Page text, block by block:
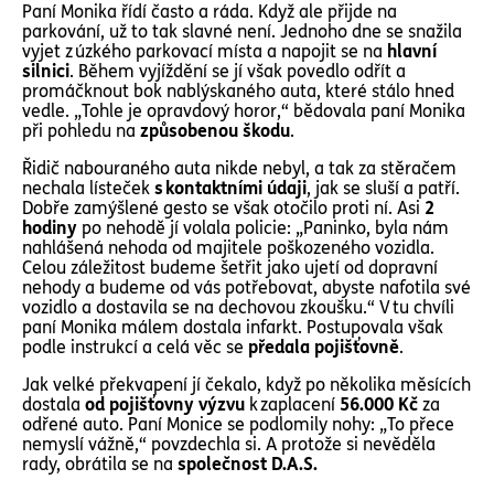
Paní Monika řídí často a ráda. Když ale přijde na
parkování, už to tak slavné není. Jednoho dne se snažila
vyjet z úzkého parkovací místa a napojit se na hlavní
silnici. Během vyjíždění se jí však povedlo odřít a
promáčknout bok nablýskaného auta, které stálo hned
vedle. „Tohle je opravdový horor,“ bědovala paní Monika
při pohledu na způsobenou škodu.
Řidič nabouraného auta nikde nebyl, a tak za stěračem
nechala lísteček s kontaktními údaji, jak se sluší a patří.
Dobře zamýšlené gesto se však otočilo proti ní. Asi 2
hodiny po nehodě jí volala policie: „Paninko, byla nám
nahlášená nehoda od majitele poškozeného vozidla.
Celou záležitost budeme šetřit jako ujetí od dopravní
nehody a budeme od vás potřebovat, abyste nafotila své
vozidlo a dostavila se na dechovou zkoušku.“ V tu chvíli
paní Monika málem dostala infarkt. Postupovala však
podle instrukcí a celá věc se předala pojišťovně.
Jak velké překvapení jí čekalo, když po několika měsících
dostala od pojišťovny výzvu k zaplacení 56.000 Kč za
odřené auto. Paní Monice se podlomily nohy: „To přece
nemyslí vážně,“ povzdechla si. A protože si nevěděla
rady, obrátila se na společnost D.A.S.